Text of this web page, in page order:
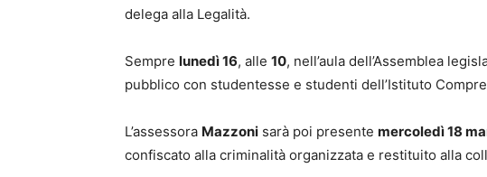
delega alla Legalità.
Sempre lunedì 16, alle 10, nell’aula dell’Assemblea
pubblico con studentesse e studenti dell’Istituto
L’assessora Mazzoni sarà poi presente mercoledì 18
confiscato alla criminalità organizzata e restituito alla